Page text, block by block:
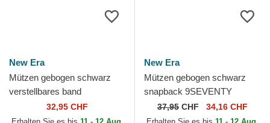
New Era
Mützen gebogen schwarz
verstellbares band
9TWENTY Stamp der Boston
Bruins NHL von New Era
32,95 CHF
New Era
Mützen gebogen schwarz
snapback 9SEVENTY
Stretch Snap Stated der
Boston Bruins NHL von New
37,95 CHF 34,16 CHF